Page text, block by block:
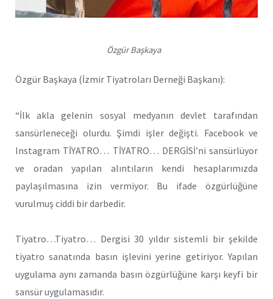
Özgür Başkaya
Özgür Başkaya (İzmir Tiyatroları Derneği Başkanı):
“İlk akla gelenin sosyal medyanın devlet tarafından
sansürleneceği olurdu. Şimdi işler değişti. Facebook ve
Instagram TİYATRO… TİYATRO… DERGİSİ’ni sansürlüyor
ve oradan yapılan alıntıların kendi hesaplarımızda
paylaşılmasına izin vermiyor. Bu ifade özgürlüğüne
vurulmuş ciddi bir darbedir.
Tiyatro…Tiyatro… Dergisi 30 yıldır sistemli bir şekilde
tiyatro sanatında basın işlevini yerine getiriyor. Yapılan
uygulama aynı zamanda basın özgürlüğüne karşı keyfi bir
sansür uygulamasıdır.